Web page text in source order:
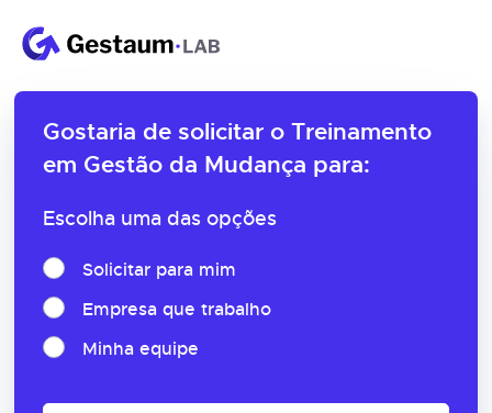
Gostaria de solicitar o Treinamento
em Gestão da Mudança para:
Escolha uma das opções
Solicitar para mim
Empresa que trabalho
Minha equipe